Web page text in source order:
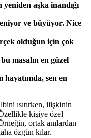
aşka inandığı
ve büyüyor. Nice
olduğun için çok
masalın en güzel
hayatımda, sen en
ısıtırken, ilişkinin
kişiye özel
ortak anılardan
özgün kılar.